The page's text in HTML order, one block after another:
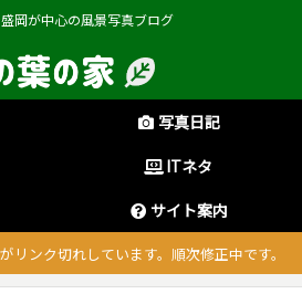
岡が中心の風景写真ブログ
写真日記
ITネタ
サイト案内
リンク切れしています。順次修正中です。